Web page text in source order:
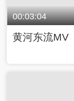
00:03:04
黄河东流MV